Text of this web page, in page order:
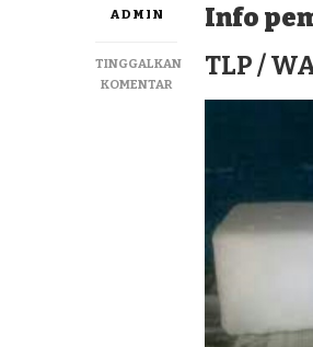
ADMIN
TINGGALKAN
KOMENTARPADA
TERMURAH
SEMBAKUNG
Info
TLP /